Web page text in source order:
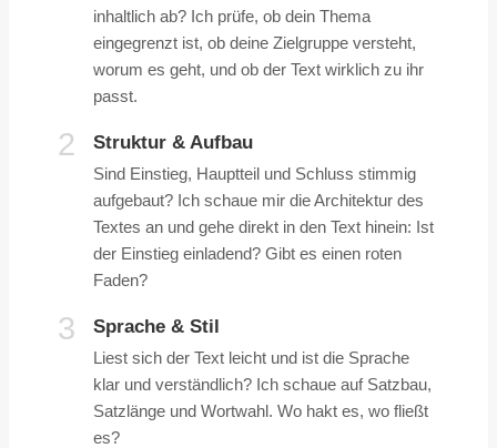
inhaltlich ab? Ich prüfe, ob dein Thema
eingegrenzt ist, ob deine Zielgruppe versteht,
worum es geht, und ob der Text wirklich zu ihr
passt.
2 Struktur & Aufbau
Sind Einstieg, Hauptteil und Schluss stimmig
aufgebaut? Ich schaue mir die Architektur des
Textes an und gehe direkt in den Text hinein: Ist
der Einstieg einladend? Gibt es einen roten
Faden?
3 Sprache & Stil
Liest sich der Text leicht und ist die Sprache
klar und verständlich? Ich schaue auf Satzbau,
Satzlänge und Wortwahl. Wo hakt es, wo fließt
es?